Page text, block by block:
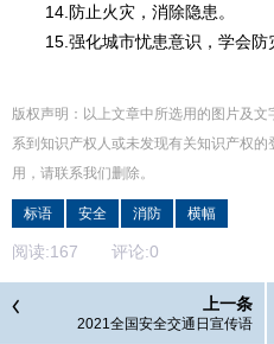
14.防止火灾，消除隐患。
15.强化城市忧患意识，学会防
版权声明：以上文章中所选用的图片及
系到知识产权人或未发现有关知识产权
用，请联系我们删除。
标语 安全 消防 横幅
阅读:167 评论:0
上一条
2021全国安全交通日宣传语